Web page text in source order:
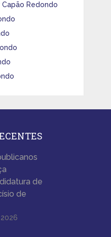
Redondo
de
de